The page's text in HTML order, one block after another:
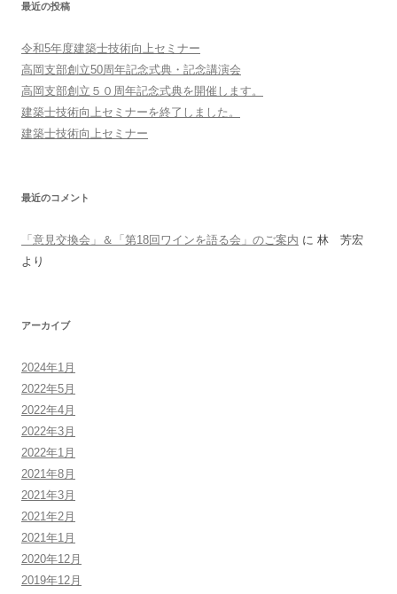
最近の投稿
令和5年度建築士技術向上セミナー
高岡支部創立50周年記念式典・記念講演会
高岡支部創立５０周年記念式典を開催します。
建築士技術向上セミナーを終了しました。
建築士技術向上セミナー
最近のコメント
「意見交換会」＆「第18回ワインを語る会」のご案内 に 林 芳宏
より
アーカイブ
2024年1月
2022年5月
2022年4月
2022年3月
2022年1月
2021年8月
2021年3月
2021年2月
2021年1月
2020年12月
2019年12月